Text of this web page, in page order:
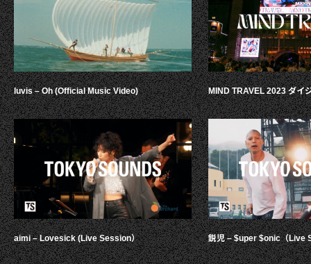
luvis – Oh (Official Music Video)
aimi – Lovesick (Live Session）
MIND TRAVEL 2023 ダイ
鋭児 – $uper $onic（Live